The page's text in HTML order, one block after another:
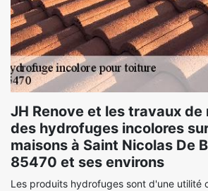
JH Renove et les travaux de
des hydrofuges incolores
maisons à Saint Nicolas De
85470 et ses environs
Les produits hydrofuges sont d'une utilité